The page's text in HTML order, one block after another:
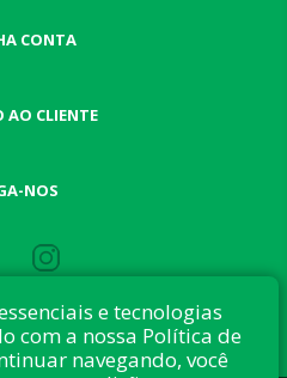
CONTA
AO CLIENTE
NOS
e tecnologias
com a nossa Política de
navegando, você